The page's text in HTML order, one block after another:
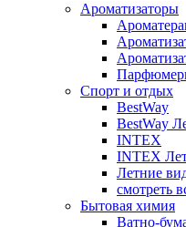
Ароматизаторы
Спорт и отдых
BestWay
BestWay
INTEX
INTEX
Летние
смотреть
Бытовая химия
Ватно-